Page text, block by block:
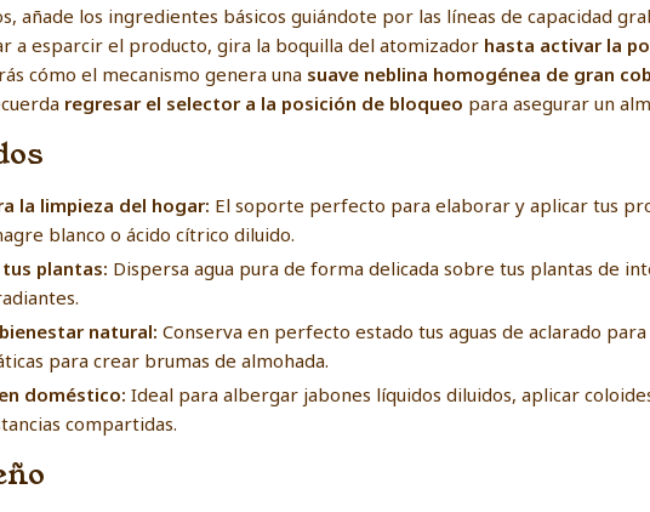
añade los ingredientes básicos guiándote por las líneas de capacidad
a esparcir el producto, gira la boquilla del atomizador hasta activar la
cómo el mecanismo genera una suave neblina homogénea de gran
regresar el selector a la posición de bloqueo para asegurar un
la limpieza del hogar: El soporte perfecto para elaborar y aplicar tus
blanco o ácido cítrico diluido.
plantas: Dispersa agua pura de forma delicada sobre tus plantas de
natural: Conserva en perfecto estado tus aguas de aclarado
para crear brumas de almohada.
doméstico: Ideal para albergar jabones líquidos diluidos, aplicar
compartidas.